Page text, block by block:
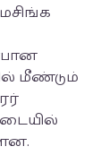
மீண்டும்